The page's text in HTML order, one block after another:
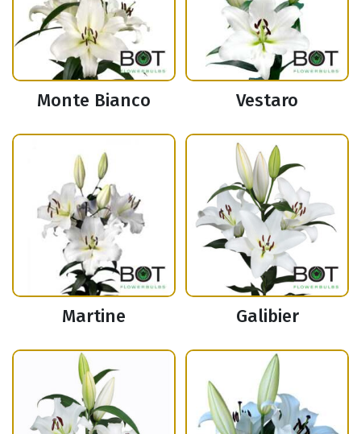
Monte Bianco Vestaro
Martine Galibier